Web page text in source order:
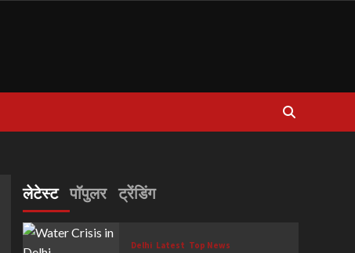
लेटेस्ट पॉपुलर ट्रेंडिंग
Delhi Latest Top News